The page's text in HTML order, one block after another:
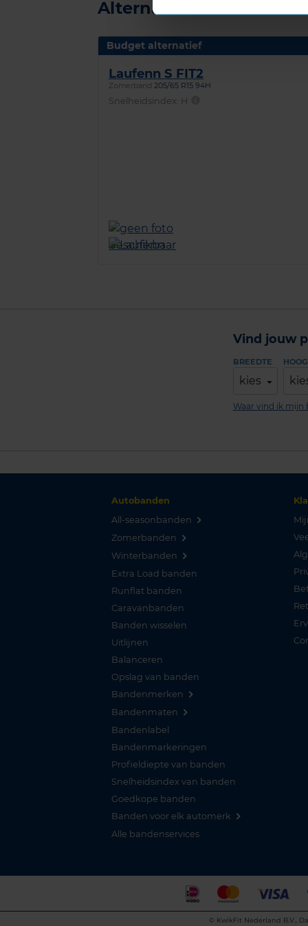
Alternatief voor deze
Budget alternatief
Laufenn S FIT2
Zomerband 205/65 R15 94H
Snelheidsindex: H
Vind jouw
BREEDTE
kies
Waar vind ik mijn
Autobanden
All-seasonbanden
Zomerbanden
Winterbanden
Extra Load banden
Runflat banden
Caravanbanden
Banden wisselen
Uitlijnen
Balanceren
Opslag van banden
Bandenmerken
Bandenmaten
Bandenlabel
Bandenmarkeringen
Profieldiepte van banden
Snelheidsindex van banden
Goedkope banden
Banden voor elk automerk
Alle bandenservices
© KwikFit Nederland B.V.,